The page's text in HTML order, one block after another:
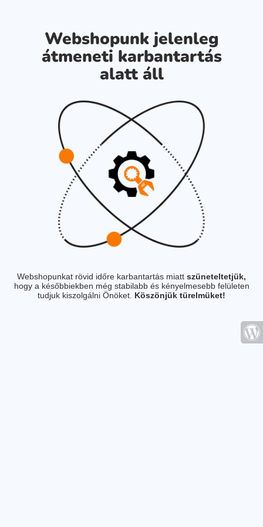
Webshopunk jelenleg
átmeneti karbantartás
alatt áll
Webshopunkat rövid időre karbantartás miatt szüneteltetjük,
hogy a későbbiekben még stabilabb és kényelmesebb felületen
tudjuk kiszolgálni Önöket. Köszönjük türelmüket!